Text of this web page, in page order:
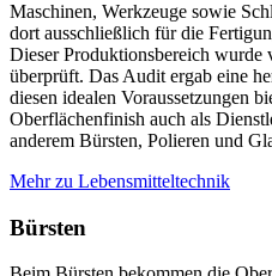
Maschinen, Werkzeuge sowie
dort ausschließlich für die
Dieser Produktionsbereich wurde
überprüft. Das Audit ergab eine
diesen idealen Voraussetzungen
Oberflächenfinish auch als
anderem Bürsten, Polieren und
Mehr zu Lebensmitteltechnik
Bürsten